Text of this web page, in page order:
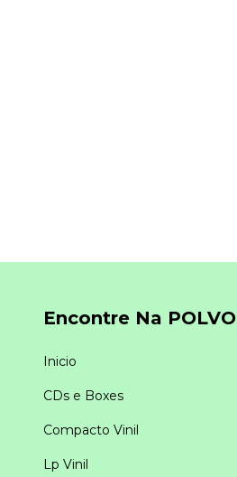
Encontre Na POLVO
Inicio
CDs e Boxes
Compacto Vinil
Lp Vinil